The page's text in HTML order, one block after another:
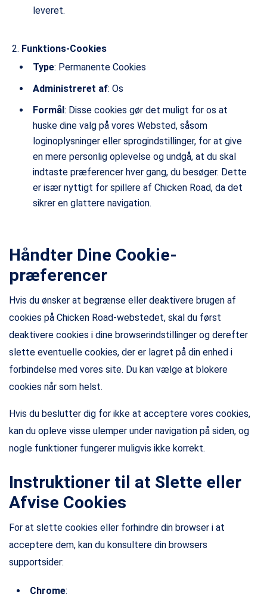
leveret.
Funktions-Cookies
Type: Permanente Cookies
Administreret af: Os
Formål : Disse cookies gør det muligt for os at
huske dine valg på vores Websted, såsom
loginoplysninger eller sprogindstillinger, for at give
en mere personlig oplevelse og undgå, at du skal
indtaste præferencer hver gang, du besøger. Dette
er især nyttigt for spillere af Chicken Road, da det
sikrer en glattere navigation.
Håndter Dine Cookie-
præferencer
Hvis du ønsker at begrænse eller deaktivere brugen af
cookies på Chicken Road-webstedet, skal du først
deaktivere cookies i dine browserindstillinger og derefter
slette eventuelle cookies, der er lagret på din enhed i
forbindelse med vores site. Du kan vælge at blokere
cookies når som helst.
Hvis du beslutter dig for ikke at acceptere vores cookies,
kan du opleve visse ulemper under navigation på siden, og
nogle funktioner fungerer muligvis ikke korrekt.
Instruktioner til at Slette eller
Afvise Cookies
For at slette cookies eller forhindre din browser i at
acceptere dem, kan du konsultere din browsers
supportsider:
Chrome: